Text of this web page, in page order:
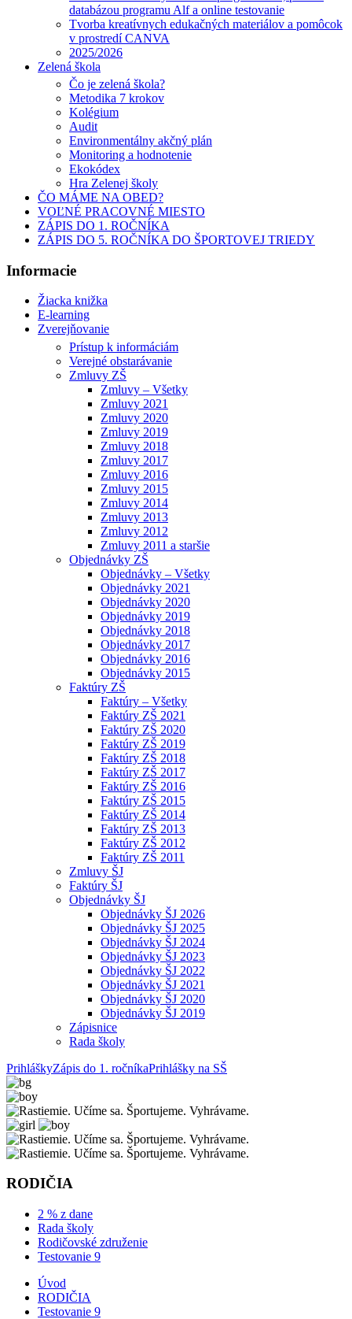
databázou programu Alf a online testovanie
Tvorba kreatívnych edukačných materiálov a pomôcok
v prostredí CANVA
2025/2026
Zelená škola
Čo je zelená škola?
Metodika 7 krokov
Kolégium
Audit
Environmentálny akčný plán
Monitoring a hodnotenie
Ekokódex
Hra Zelenej školy
ČO MÁME NA OBED?
VOĽNÉ PRACOVNÉ MIESTO
ZÁPIS DO 1. ROČNÍKA
ZÁPIS DO 5. ROČNÍKA DO ŠPORTOVEJ TRIEDY
Informacie
Žiacka knižka
E-learning
Zverejňovanie
Prístup k informáciám
Verejné obstarávanie
Zmluvy ZŠ
Zmluvy – Všetky
Zmluvy 2021
Zmluvy 2020
Zmluvy 2019
Zmluvy 2018
Zmluvy 2017
Zmluvy 2016
Zmluvy 2015
Zmluvy 2014
Zmluvy 2013
Zmluvy 2012
Zmluvy 2011 a staršie
Objednávky ZŠ
Objednávky – Všetky
Objednávky 2021
Objednávky 2020
Objednávky 2019
Objednávky 2018
Objednávky 2017
Objednávky 2016
Objednávky 2015
Faktúry ZŠ
Faktúry – Všetky
Faktúry ZŠ 2021
Faktúry ZŠ 2020
Faktúry ZŠ 2019
Faktúry ZŠ 2018
Faktúry ZŠ 2017
Faktúry ZŠ 2016
Faktúry ZŠ 2015
Faktúry ZŠ 2014
Faktúry ZŠ 2013
Faktúry ZŠ 2012
Faktúry ZŠ 2011
Zmluvy ŠJ
Faktúry ŠJ
Objednávky ŠJ
Objednávky ŠJ 2026
Objednávky ŠJ 2025
Objednávky ŠJ 2024
Objednávky ŠJ 2023
Objednávky ŠJ 2022
Objednávky ŠJ 2021
Objednávky ŠJ 2020
Objednávky ŠJ 2019
Zápisnice
Rada školy
PrihláškyZápis do 1. ročníkaPrihlášky na SŠ
RODIČIA
2 % z dane
Rada školy
Rodičovské združenie
Testovanie 9
Úvod
RODIČIA
Testovanie 9